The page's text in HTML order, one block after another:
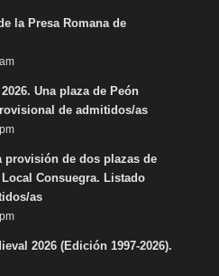
la Presa Romana de
Una plaza de Peón
de admitidos/as
provisión de dos plazas de
Consuegra. Listado
as
2026 (Edición 1997-2026).